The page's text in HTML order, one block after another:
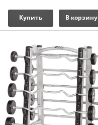
Купить В корзину